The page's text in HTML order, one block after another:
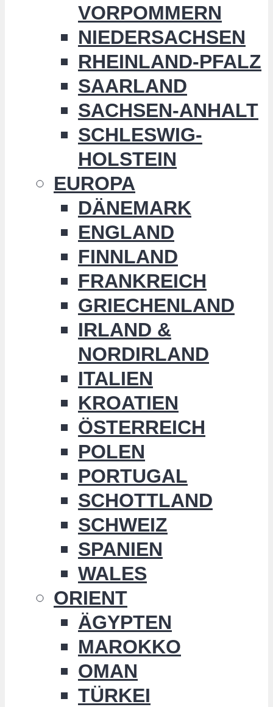
VORPOMMERN
NIEDERSACHSEN
RHEINLAND-PFALZ
SAARLAND
SACHSEN-ANHALT
SCHLESWIG-
HOLSTEIN
EUROPA
DÄNEMARK
ENGLAND
FINNLAND
FRANKREICH
GRIECHENLAND
IRLAND &
NORDIRLAND
ITALIEN
KROATIEN
ÖSTERREICH
POLEN
PORTUGAL
SCHOTTLAND
SCHWEIZ
SPANIEN
WALES
ORIENT
ÄGYPTEN
MAROKKO
OMAN
TÜRKEI